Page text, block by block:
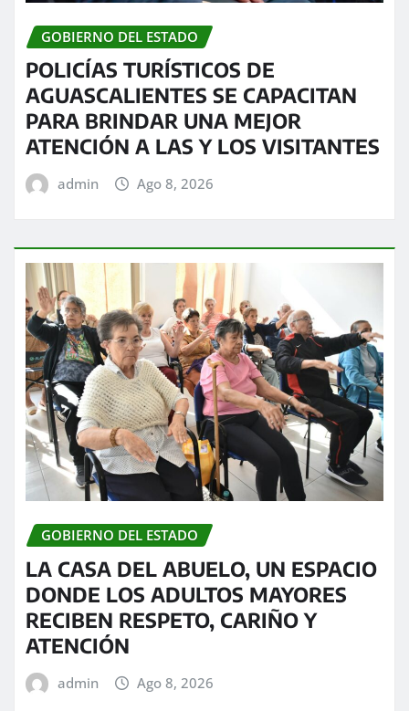
GOBIERNO DEL ESTADO
POLICÍAS TURÍSTICOS DE
AGUASCALIENTES SE CAPACITAN
PARA BRINDAR UNA MEJOR
ATENCIÓN A LAS Y LOS VISITANTES
admin Ago 8, 2026
GOBIERNO DEL ESTADO
LA CASA DEL ABUELO, UN ESPACIO
DONDE LOS ADULTOS MAYORES
RECIBEN RESPETO, CARIÑO Y
ATENCIÓN
admin Ago 8, 2026